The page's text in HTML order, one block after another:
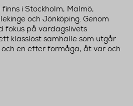
i Stockholm, Malmö,
och Jönköping. Genom
fokus på vardagslivets
klasslöst samhälle som utgår
en efter förmåga, åt var och